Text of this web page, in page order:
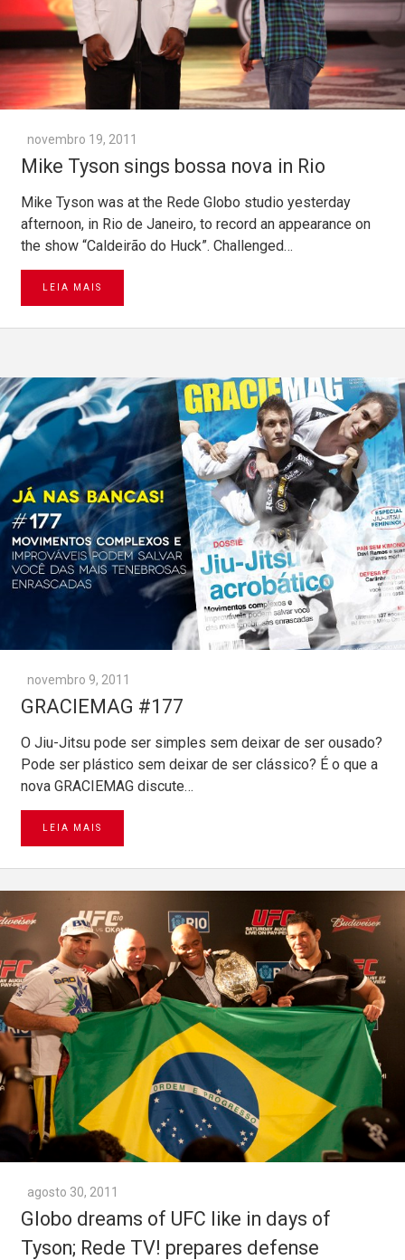
novembro 19, 2011
Mike Tyson sings bossa nova in Rio
Mike Tyson was at the Rede Globo studio yesterday
afternoon, in Rio de Janeiro, to record an appearance on
the show “Caldeirão do Huck”. Challenged…
LEIA MAIS
novembro 9, 2011
GRACIEMAG #177
O Jiu-Jitsu pode ser simples sem deixar de ser ousado?
Pode ser plástico sem deixar de ser clássico? É o que a
nova GRACIEMAG discute…
LEIA MAIS
agosto 30, 2011
Globo dreams of UFC like in days of
Tyson; Rede TV! prepares defense